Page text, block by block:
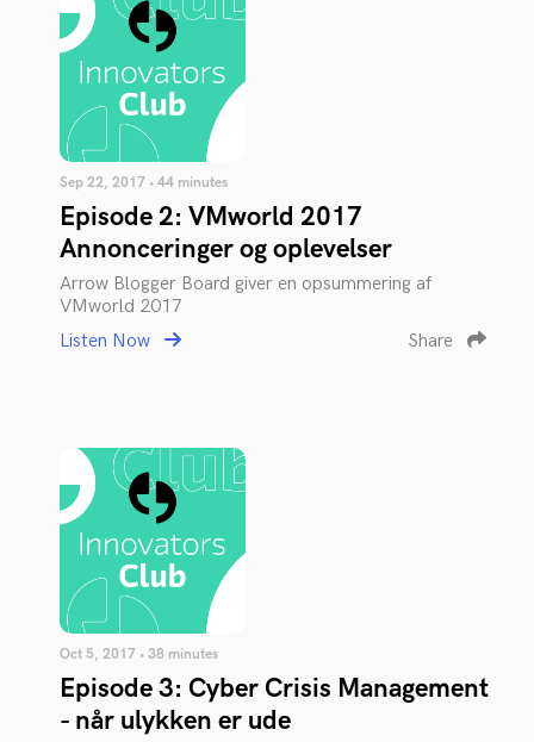
Sep 22, 2017 • 44 minutes
Episode 2: VMworld 2017
Annonceringer og oplevelser
Arrow Blogger Board giver en opsummering af
VMworld 2017
Listen Now
Share
Oct 5, 2017 • 38 minutes
Episode 3: Cyber Crisis Management
- når ulykken er ude